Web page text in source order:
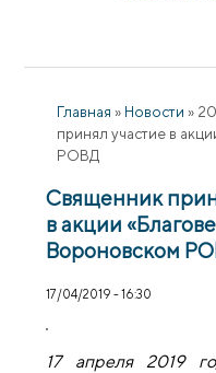
Главная » Новости »
принял участие в
РОВД
Священник
в акции
Вороновском
17/04/2019 - 16:30
17 апреля 2019